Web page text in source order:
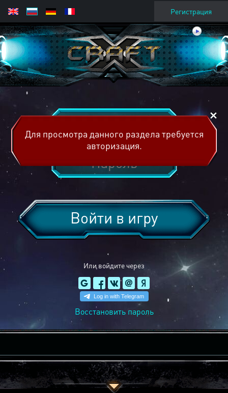
Регистрация
Или войдите через
Войти в игру
Восстановить пароль
Для просмотра данного раздела требуется
авторизация.